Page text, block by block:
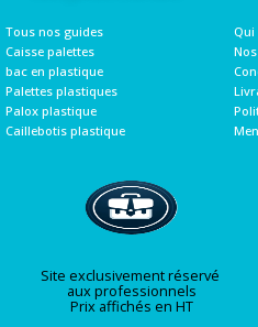
Tous nos guides
Caisse palettes
bac en plastique
Palettes plastiques
Palox plastique
Caillebotis plastique
Qui
Nos
Site exclusivement réservé
aux professionnels
Prix affichés en HT